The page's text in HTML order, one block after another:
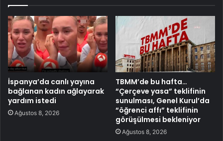
İspanya’da canlı yayına
bağlanan kadın ağlayarak
yardım istedi
Ağustos 8, 2026
TBMM’de bu hafta…
“Çerçeve yasa” teklifinin
sunulması, Genel Kurul’da
“öğrenci affı” teklifinin
görüşülmesi bekleniyor
Ağustos 8, 2026